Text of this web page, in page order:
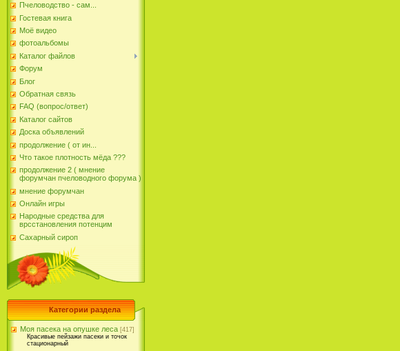
Пчеловодство - сам...
Гостевая книга
Моё видео
фотоальбомы
Каталог файлов
Форум
Блог
Обратная связь
FAQ (вопрос/ответ)
Каталог сайтов
Доска объявлений
продолжение ( от ин...
Что такое плотность мёда ???
продолжение 2 ( мнение
форумчан пчеловодного форума )
мнение форумчан
Онлайн игры
Народные средства для
врсстановления потенцим
Сахарный сироп
Категории раздела
Моя пасека на опушке леса [417]
Красивые пейзажи пасеки и точок
стационарный